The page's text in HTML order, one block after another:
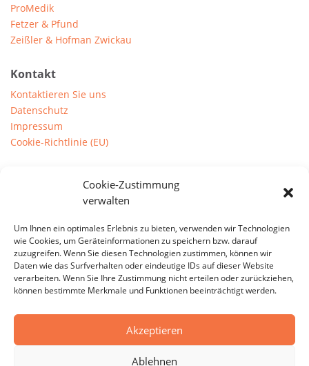
Cookie-Zustimmung
verwalten
Um Ihnen ein optimales Erlebnis zu bieten, verwenden wir Technologien
wie Cookies, um Geräteinformationen zu speichern bzw. darauf
zuzugreifen. Wenn Sie diesen Technologien zustimmen, können wir
Daten wie das Surfverhalten oder eindeutige IDs auf dieser Website
verarbeiten. Wenn Sie Ihre Zustimmung nicht erteilen oder zurückziehen,
können bestimmte Merkmale und Funktionen beeinträchtigt werden.
Akzeptieren
Ablehnen
ProMedik
Fetzer & Pfund
Zeißler & Hofman Zwickau
Kontakt
Kontaktieren Sie uns
Datenschutz
Impressum
Cookie-Richtlinie (EU)
Anschrift
Concept-MSolution for Fitness
Einzelunternehmen Joshua Windmann
Weddigenstr. 66
42389 Wuppertal
+49 177 – 4040162